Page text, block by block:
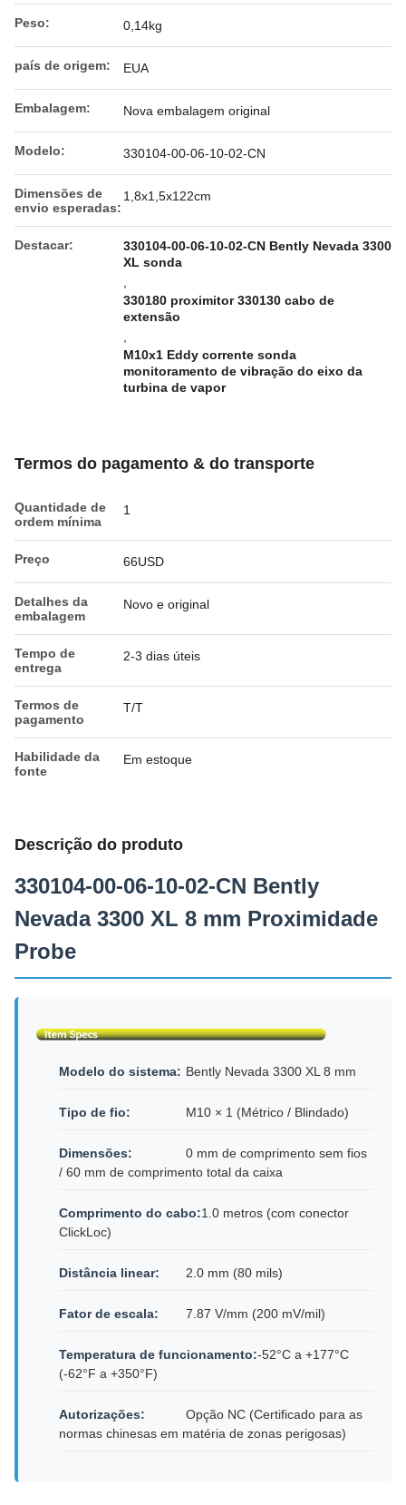
Peso: 0,14kg
país de origem: EUA
Embalagem: Nova embalagem original
Modelo: 330104-00-06-10-02-CN
Dimensões de
envio esperadas:
1,8x1,5x122cm
Destacar:
330104-00-06-10-02-CN Bently Nevada 3300
XL sonda
330180 proximitor 330130 cabo de
extensão
M10x1 Eddy corrente sonda
monitoramento de vibração do eixo da
turbina de vapor
Termos do pagamento & do transporte
Quantidade de
ordem mínima
1
Preço 66USD
Detalhes da
embalagem
Novo e original
Tempo de
entrega
2-3 dias úteis
Termos de
pagamento
T/T
Habilidade da
fonte
Em estoque
Descrição do produto
330104-00-06-10-02-CN Bently
Nevada 3300 XL 8 mm Proximidade
Probe
Modelo do sistema: Bently Nevada 3300 XL 8 mm
Tipo de fio: M10 × 1 (Métrico / Blindado)
Dimensões:
0 mm de comprimento sem fios
/ 60 mm de comprimento total da caixa
Comprimento do cabo:1.0 metros (com conector
ClickLoc)
Distância linear: 2.0 mm (80 mils)
Fator de escala: 7.87 V/mm (200 mV/mil)
Temperatura de funcionamento:-52°C a +177°C
(-62°F a +350°F)
Autorizações:
Opção NC (Certificado para as
normas chinesas em matéria de zonas perigosas)